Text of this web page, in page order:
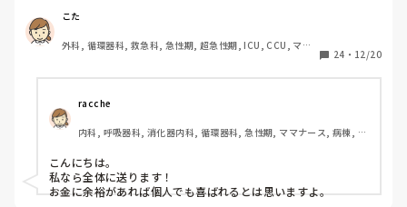
私のお勧めは、転職して性格的に背伸びをしなくてもよい働き
方をすることかなと思います。
職場は、35名ほどで部門によって10人ほどで形成されてい
ます。
やめる際、皆さんだったらどのように菓子折りなど用意しま
個別に…？全体に…？
皆さんのご意見を参考にさせてください。
こた
外科, 循環器科, 救急科, 急性期, 超急性期, ICU, CCU, ママ
24 ・ 12/20
racche
内科, 呼吸器科, 消化器内科, 循環器科, 急性期, ママナース, 病棟, リ
こんにちは。
私なら全体に送ります！
お金に余裕があれば個人でも喜ばれるとは思いますよ。